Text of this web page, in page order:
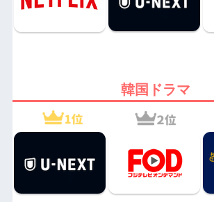
韓国ドラマ